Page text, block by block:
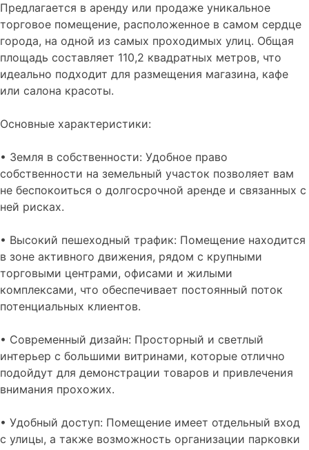
Предлагается в аренду или продаже уникальное
торговое помещение, расположенное в самом сердце
города, на одной из самых проходимых улиц. Общая
площадь составляет 110,2 квадратных метров, что
идеально подходит для размещения магазина, кафе
или салона красоты.
Основные характеристики:
• Земля в собственности: Удобное право
собственности на земельный участок позволяет вам
не беспокоиться о долгосрочной аренде и связанных с
ней рисках.
• Высокий пешеходный трафик: Помещение находится
в зоне активного движения, рядом с крупными
торговыми центрами, офисами и жилыми
комплексами, что обеспечивает постоянный поток
потенциальных клиентов.
• Современный дизайн: Просторный и светлый
интерьер с большими витринами, которые отлично
подойдут для демонстрации товаров и привлечения
внимания прохожих.
• Удобный доступ: Помещение имеет отдельный вход
с улицы, а также возможность организации парковки